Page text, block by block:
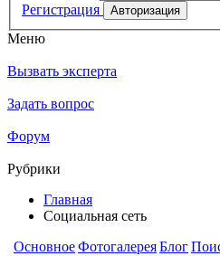
Регистрация
Меню
Вызвать эксперта
Задать вопрос
Форум
Рубрики
Главная
Социальная сеть
ОсновноеФотогалереяБлог